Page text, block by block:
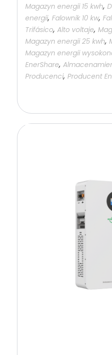
Magazyn energii 15 kwh,
energii, Falownik 10 kw,
Trifásico, Alto voltaje,
Magazyn energii 25 kwh,
Magazyn energii
EnerShare,
Producenci, Producent